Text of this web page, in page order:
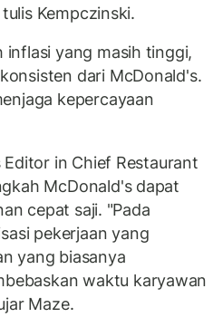
Kempczinski.
inflasi yang masih tinggi,
dari McDonald's.
kepercayaan
in Chief Restaurant
McDonald's dapat
cepat saji. "Pada
pekerjaan yang
yang biasanya
waktu karyawan
Maze.